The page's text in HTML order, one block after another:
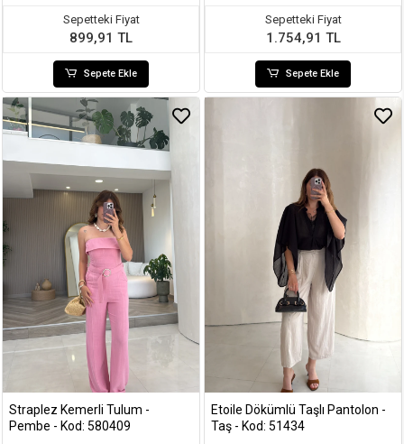
Sepetteki Fiyat
899,91 TL
Sepete Ekle
Sepetteki Fiyat
1.754,91 TL
Sepete Ekle
Straplez Kemerli Tulum -
Pembe - Kod: 580409
Etoile Dökümlü Taşlı Pantolon -
Taş - Kod: 51434